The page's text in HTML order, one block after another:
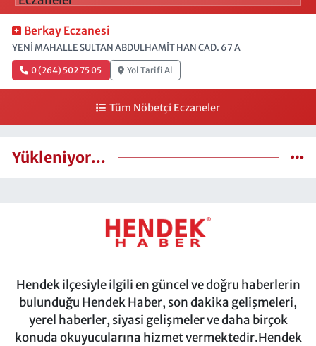
Berkay Eczanesi
YENİ MAHALLE SULTAN ABDULHAMİT HAN CAD. 67 A
0 (264) 502 75 05 Yol Tarifi Al
Tüm Nöbetçi Eczaneler
Yükleniyor...
Hendek ilçesiyle ilgili en güncel ve doğru haberlerin
bulunduğu Hendek Haber, son dakika gelişmeleri,
yerel haberler, siyasi gelişmeler ve daha birçok
konuda okuyucularına hizmet vermektedir.Hendek